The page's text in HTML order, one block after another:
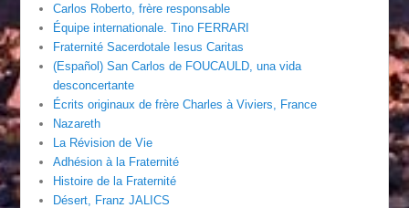
Carlos Roberto, frère responsable
Équipe internationale. Tino FERRARI
Fraternité Sacerdotale Iesus Caritas
(Español) San Carlos de FOUCAULD, una vida
desconcertante
Écrits originaux de frère Charles à Viviers, France
Nazareth
La Révision de Vie
Adhésion à la Fraternité
Histoire de la Fraternité
Désert, Franz JALICS